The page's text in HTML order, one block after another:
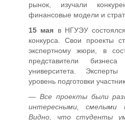
рынок, изучали
финансовые модели и
15 мая в НГУЭУ
конкурса. Свои проекты
экспертному жюри, в
представители
университета.
уровень подготовки
— Все проекты были
интересными, смелыми
Видно, что студенты